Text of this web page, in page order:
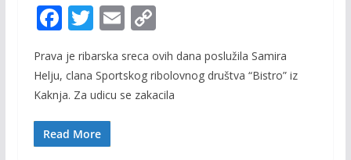
F
ac
e
b
o
o
T
w
itt
er
E
ai
l
C
o
p
y
Prava je ribarska sreca ovih dana poslužila Samira
Helju, clana Sportskog ribolovnog društva “Bistro” iz
Kaknja. Za udicu se zakacila
Read More